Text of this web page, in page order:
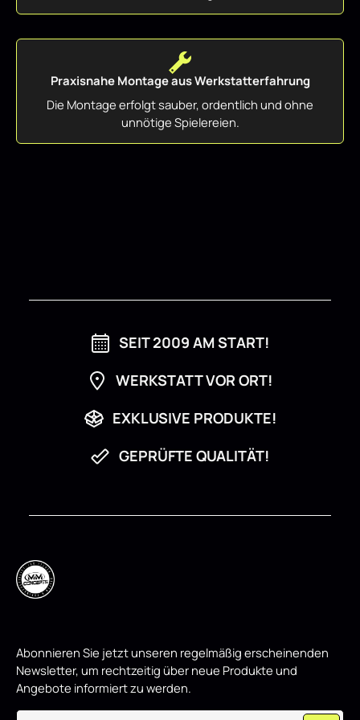
Praxisnahe Montage aus Werkstatterfahrung
Die Montage erfolgt sauber, ordentlich und ohne
unnötige Spielereien.
SEIT 2009 AM START!
WERKSTATT VOR ORT!
EXKLUSIVE PRODUKTE!
GEPRÜFTE QUALITÄT!
Abonnieren Sie jetzt unseren regelmäßig erscheinenden
Newsletter, um rechtzeitig über neue Produkte und
Angebote informiert zu werden.